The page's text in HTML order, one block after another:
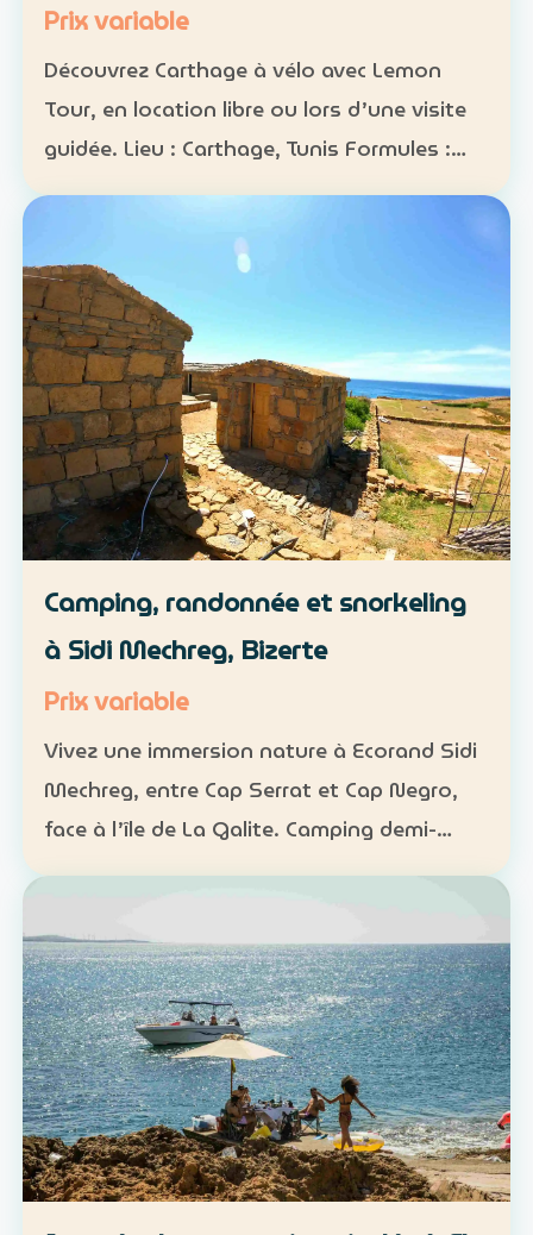
Prix variable
Découvrez Carthage à vélo avec Lemon
Tour, en location libre ou lors d’une visite
guidée. Lieu : Carthage, Tunis Formules :
location libre ou parcours accompagné
patrimoine lo…
Camping, randonnée et snorkeling
à Sidi Mechreg, Bizerte
Prix variable
Vivez une immersion nature à Ecorand Sidi
Mechreg, entre Cap Serrat et Cap Negro,
face à l’île de La Galite. Camping demi-
pension : 65 DT Camping pension complète
déjeuner : 120 DT…